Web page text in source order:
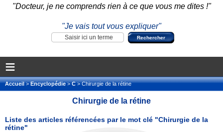
"Docteur, je ne comprends rien à ce que vous me dites !"
"Je vais tout vous expliquer"
≡
Accueil>Encyclopédie>C> Chirurgie de la rétine
Chirurgie de la rétine
Liste des articles référencées par le mot clé "Chirurgie de la
rétine"